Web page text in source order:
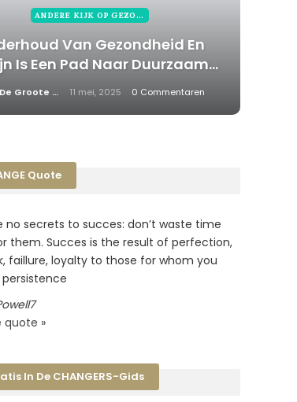
ANDERE KIJK OP GEZONDHEID
Van Gezondheid En
Is Een Pad Naar Duurzaam…
Gina De Groote 11 mei, 2025 0 Commentaren
Quote
no secrets to succes: don’t waste time
them. Succes is the result of perfection,
faillure, loyalty to those for whom you
quote »
In De CHANGERS-Gids